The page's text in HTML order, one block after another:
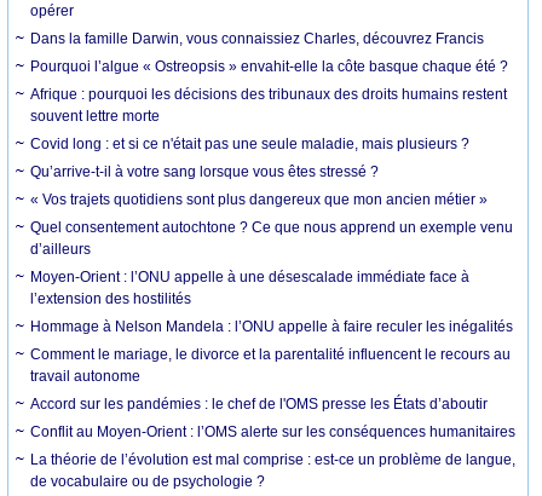
opérer
Dans la famille Darwin, vous connaissiez Charles, découvrez Francis
Pourquoi l’algue « Ostreopsis » envahit-elle la côte basque chaque été ?
Afrique : pourquoi les décisions des tribunaux des droits humains restent
souvent lettre morte
Covid long : et si ce n'était pas une seule maladie, mais plusieurs ?
Qu’arrive-t-il à votre sang lorsque vous êtes stressé ?
« Vos trajets quotidiens sont plus dangereux que mon ancien métier »
Quel consentement autochtone ? Ce que nous apprend un exemple venu
d’ailleurs
Moyen-Orient : l’ONU appelle à une désescalade immédiate face à
l’extension des hostilités
Hommage à Nelson Mandela : l’ONU appelle à faire reculer les inégalités
Comment le mariage, le divorce et la parentalité influencent le recours au
travail autonome
Accord sur les pandémies : le chef de l'OMS presse les États d’aboutir
Conflit au Moyen-Orient : l’OMS alerte sur les conséquences humanitaires
La théorie de l’évolution est mal comprise : est-ce un problème de langue,
de vocabulaire ou de psychologie ?